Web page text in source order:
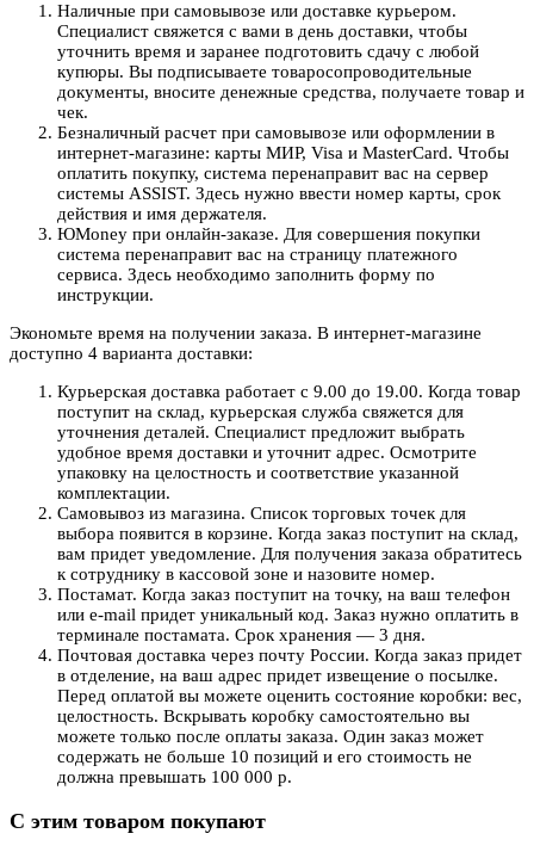
Наличные при самовывозе или доставке курьером.
Специалист свяжется с вами в день доставки, чтобы
уточнить время и заранее подготовить сдачу с любой
купюры. Вы подписываете товаросопроводительные
документы, вносите денежные средства, получаете товар и
чек.
Безналичный расчет при самовывозе или оформлении в
интернет-магазине: карты МИР, Visa и MasterCard. Чтобы
оплатить покупку, система перенаправит вас на сервер
системы ASSIST. Здесь нужно ввести номер карты, срок
действия и имя держателя.
ЮMoney при онлайн-заказе. Для совершения покупки
система перенаправит вас на страницу платежного
сервиса. Здесь необходимо заполнить форму по
инструкции.
Экономьте время на получении заказа. В интернет-магазине
доступно 4 варианта доставки:
Курьерская доставка работает с 9.00 до 19.00. Когда товар
поступит на склад, курьерская служба свяжется для
уточнения деталей. Специалист предложит выбрать
удобное время доставки и уточнит адрес. Осмотрите
упаковку на целостность и соответствие указанной
комплектации.
Самовывоз из магазина. Список торговых точек для
выбора появится в корзине. Когда заказ поступит на склад,
вам придет уведомление. Для получения заказа обратитесь
к сотруднику в кассовой зоне и назовите номер.
Постамат. Когда заказ поступит на точку, на ваш телефон
или e-mail придет уникальный код. Заказ нужно оплатить в
терминале постамата. Срок хранения — 3 дня.
Почтовая доставка через почту России. Когда заказ придет
в отделение, на ваш адрес придет извещение о посылке.
Перед оплатой вы можете оценить состояние коробки: вес,
целостность. Вскрывать коробку самостоятельно вы
можете только после оплаты заказа. Один заказ может
содержать не больше 10 позиций и его стоимость не
должна превышать 100 000 р.
С этим товаром покупают